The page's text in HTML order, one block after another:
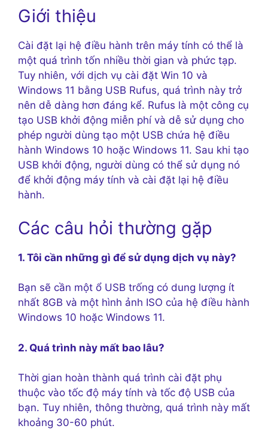
Giới thiệu
Cài đặt lại hệ điều hành trên máy tính có thể là
một quá trình tốn nhiều thời gian và phức tạp.
Tuy nhiên, với dịch vụ cài đặt Win 10 và
Windows 11 bằng USB Rufus, quá trình này trở
nên dễ dàng hơn đáng kể. Rufus là một công cụ
tạo USB khởi động miễn phí và dễ sử dụng cho
phép người dùng tạo một USB chứa hệ điều
hành Windows 10 hoặc Windows 11. Sau khi tạo
USB khởi động, người dùng có thể sử dụng nó
để khởi động máy tính và cài đặt lại hệ điều
hành.
Các câu hỏi thường gặp
1. Tôi cần những gì để sử dụng dịch vụ này?
Bạn sẽ cần một ổ USB trống có dung lượng ít
nhất 8GB và một hình ảnh ISO của hệ điều hành
Windows 10 hoặc Windows 11.
2. Quá trình này mất bao lâu?
Thời gian hoàn thành quá trình cài đặt phụ
thuộc vào tốc độ máy tính và tốc độ USB của
bạn. Tuy nhiên, thông thường, quá trình này mất
khoảng 30-60 phút.